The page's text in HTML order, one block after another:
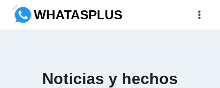
Saltar
WHATASPLUS
Noticias y hechos